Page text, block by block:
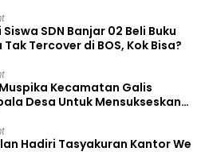
SDN Banjar 02 Beli Buku
Tercover di BOS, Kok Bisa?
Kecamatan Galis
Desa Untuk Mensukseskan
Hadiri Tasyakuran Kantor We